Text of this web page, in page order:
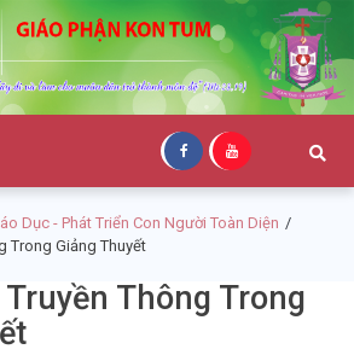
Phận Kon
Tum
Dục - Phát Triển Con Người Toàn Diện
Trong Giảng Thuyết
Truyền Thông Trong